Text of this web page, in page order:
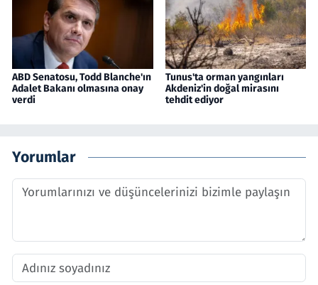
ABD Senatosu, Todd Blanche'ın
Adalet Bakanı olmasına onay
verdi
Tunus'ta orman yangınları
Akdeniz'in doğal mirasını
tehdit ediyor
Yorumlar